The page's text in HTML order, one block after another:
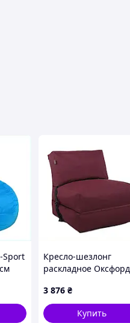
Sport
Кресло-шезлонг
раскладное Оксфорд
X65K378A15
3 876 ₴
Купить